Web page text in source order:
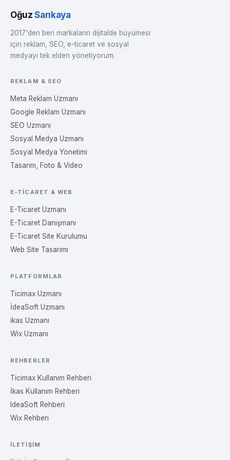
OğuzSarıkaya
2017'den beri markaların dijitalde büyümesi
için reklam, SEO, e-ticaret ve sosyal
medyayı tek elden yönetiyorum.
REKLAM & SEO
Meta Reklam Uzmanı
Google Reklam Uzmanı
SEO Uzmanı
Sosyal Medya Uzmanı
Sosyal Medya Yönetimi
Tasarım, Foto & Video
E-TICARET & WEB
E-Ticaret Uzmanı
E-Ticaret Danışmanı
E-Ticaret Site Kurulumu
Web Site Tasarımı
PLATFORMLAR
Ticimax Uzmanı
İdeaSoft Uzmanı
ikas Uzmanı
Wix Uzmanı
REHBERLER
Ticimax Kullanım Rehberi
İkas Kullanım Rehberi
IdeaSoft Rehberi
Wix Rehberi
İLETIŞIM